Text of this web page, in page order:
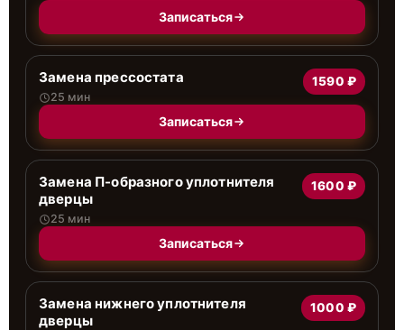
Записаться
Замена прессостата
25 мин
1590 ₽
Записаться
Замена П-образного уплотнителя
дверцы
25 мин
1600 ₽
Записаться
Замена нижнего уплотнителя
дверцы
1000 ₽